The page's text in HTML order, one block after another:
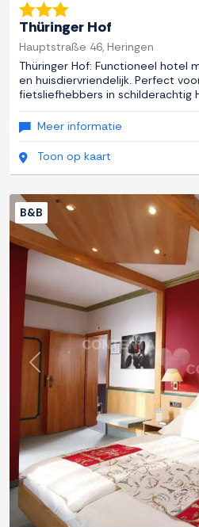
Thüringer Hof
Hauptstraße 46, Heringen
Thüringer Hof: Functioneel hotel
en huisdiervriendelijk. Perfect
fietsliefhebbers in schilderachtig
Meer informatie
Toon op kaart
Previous
B&B